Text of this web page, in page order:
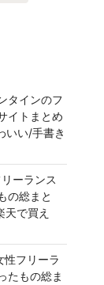
タインのフ
イトまとめ
いい/手書き
ーランス
の総まと
で買え
性フリーラ
たもの総ま